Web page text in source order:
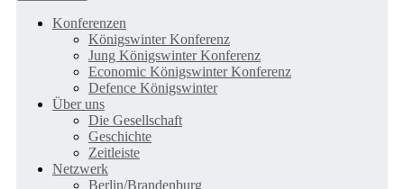
Konferenzen
Königswinter Konferenz
Jung Königswinter Konferenz
Economic Königswinter Konferenz
Defence Königswinter
Über uns
Die Gesellschaft
Geschichte
Zeitleiste
Netzwerk
Berlin/Brandenburg